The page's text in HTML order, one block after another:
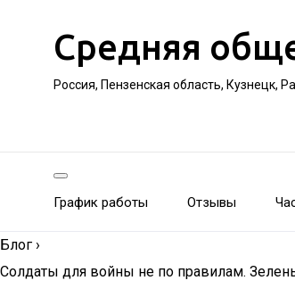
Средняя
Россия, Пензенская область, Кузнецк,
График работы Отзывы
Блог ›
Солдаты для войны не по правилам.